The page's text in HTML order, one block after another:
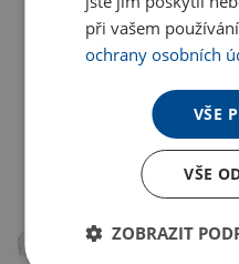
při vašem
ochrany osobních
VŠE
VŠE
ZOBRAZIT